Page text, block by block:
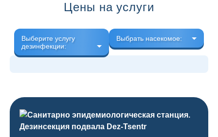
Цены на услуги
Выберите услугу
дезинфекции:
Выбрать насекомое: